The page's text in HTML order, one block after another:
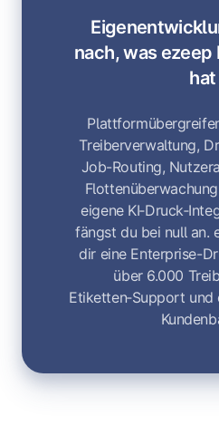
nach, was
hat
Treiberverwaltung,
Job-Routing,
eigene
fängst du bei null an.
dir eine Enterprise-
über 6.000
Etiketten‑Support und